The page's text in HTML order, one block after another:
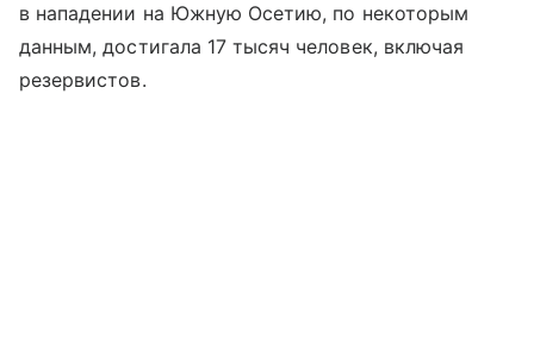
в нападении на Южную Осетию, по некоторым
данным, достигала 17 тысяч человек, включая
резервистов.